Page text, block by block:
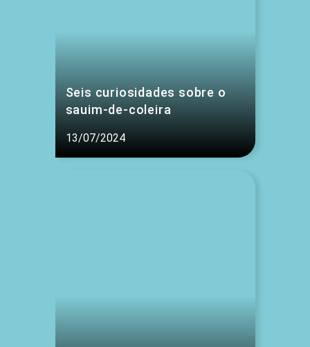
Seis curiosidades sobre o
sauim-de-coleira
13/07/2024